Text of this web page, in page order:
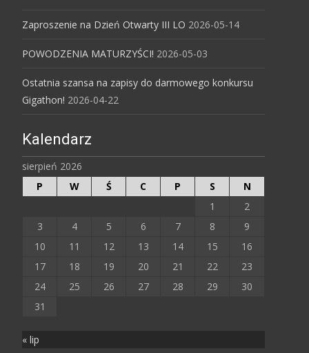
Zaproszenie na Dzień Otwarty III LO 2026-05-14
POWODZENIA MATURZYŚCI! 2026-05-03
Ostatnia szansa na zapisy do darmowego konkursu
Gigathon! 2026-04-22
Kalendarz
sierpień 2026
P
W Ś C P S
N
1
2
3
4 5 6 7 8
9
10
11 12 13 14 15
16
17
18 19 20 21 22
23
24
25 26 27 28 29
30
31
« lip